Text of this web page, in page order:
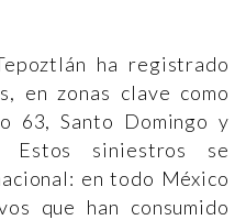
ha registrado
en zonas clave como
63, Santo Domingo y
Estos siniestros se
en todo México
que han consumido